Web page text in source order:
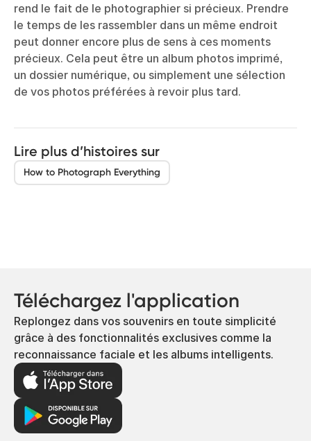
rend le fait de le photographier si précieux. Prendre
le temps de les rassembler dans un même endroit
peut donner encore plus de sens à ces moments
précieux. Cela peut être un album photos imprimé,
un dossier numérique, ou simplement une sélection
de vos photos préférées à revoir plus tard.
Lire plus d’histoires sur
How to Photograph Everything
Téléchargez l'application
Replongez dans vos souvenirs en toute simplicité
grâce à des fonctionnalités exclusives comme la
reconnaissance faciale et les albums intelligents.